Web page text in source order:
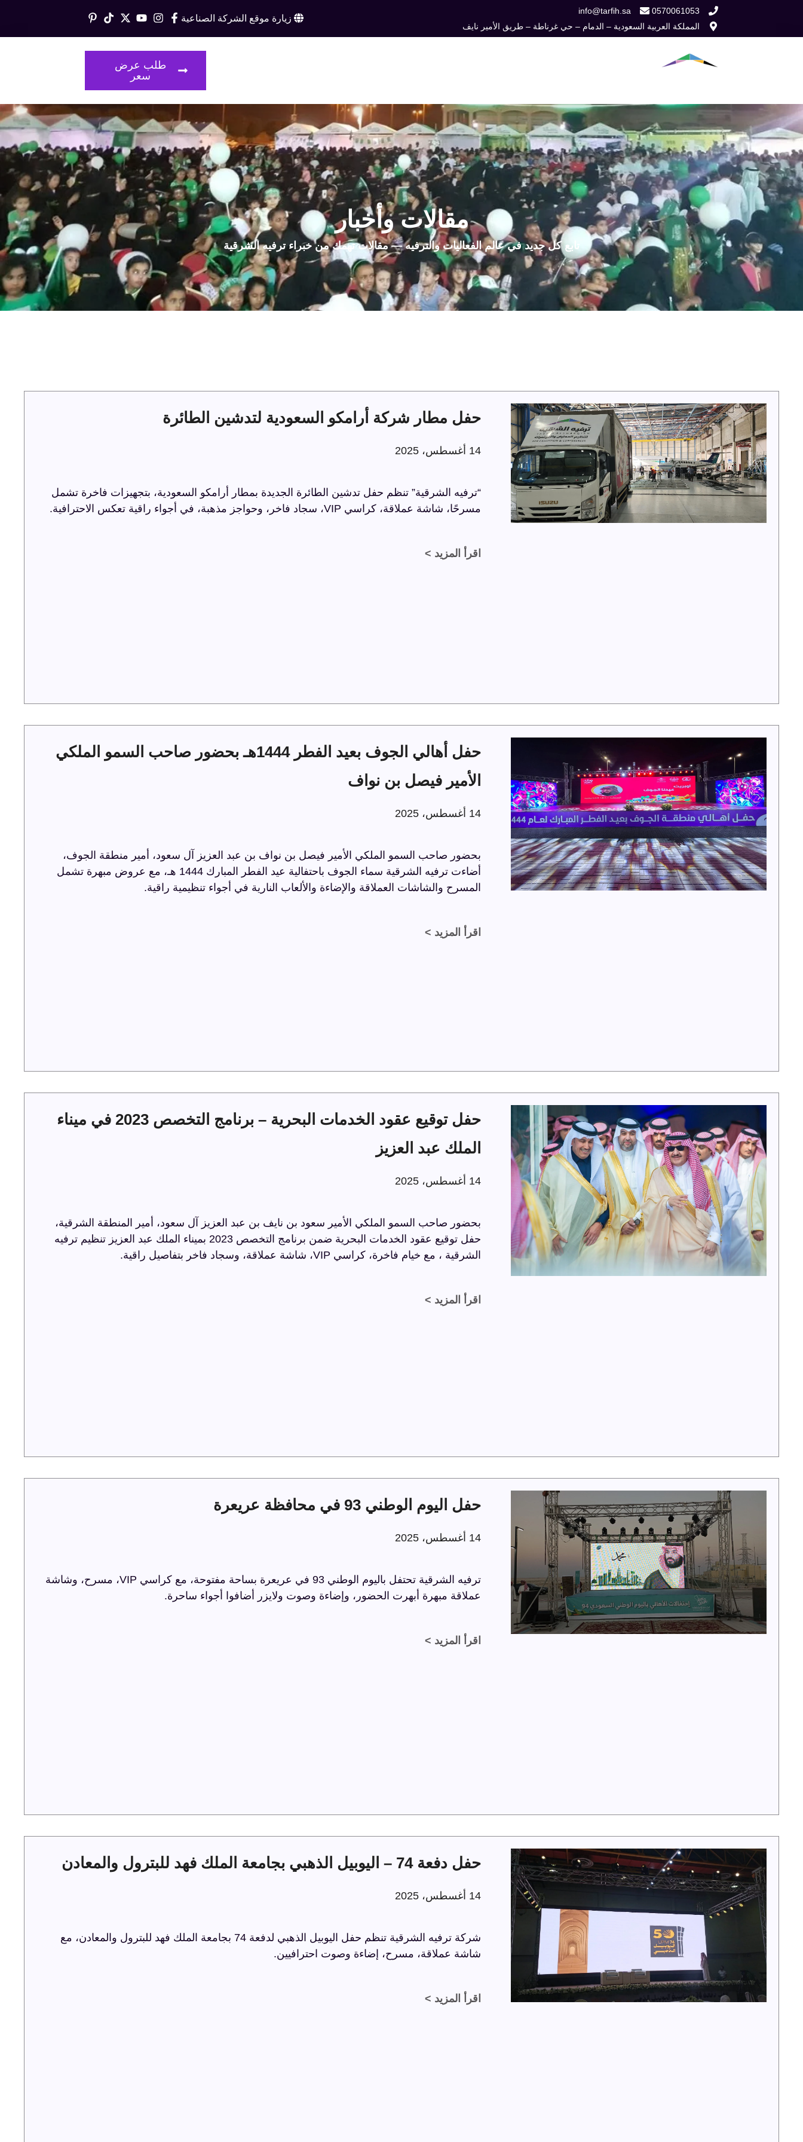
0570061053
info@tarfih.sa
المملكة العربية السعودية – الدمام – حي غرناطة – طريق الأمير نايف
زيارة موقع الشركة الصناعية
طلب عرض
سعر
مقالات وأخبار
تابع كل جديد في عالم الفعاليات والترفيه — مقالات تهمك من خبراء ترفيه الشرقية
حفل مطار شركة أرامكو السعودية لتدشين الطائرة
14 أغسطس، 2025
“ترفيه الشرقية” تنظم حفل تدشين الطائرة الجديدة بمطار أرامكو السعودية، بتجهيزات فاخرة تشمل
مسرحًا، شاشة عملاقة، كراسي VIP، سجاد فاخر، وحواجز مذهبة، في أجواء راقية تعكس الاحترافية.
اقرأ المزيد >
حفل أهالي الجوف بعيد الفطر 1444هـ بحضور صاحب السمو الملكي
الأمير فيصل بن نواف
14 أغسطس، 2025
بحضور صاحب السمو الملكي الأمير فيصل بن نواف بن عبد العزيز آل سعود، أمير منطقة الجوف،
أضاءت ترفيه الشرقية سماء الجوف باحتفالية عيد الفطر المبارك 1444 هـ، مع عروض مبهرة تشمل
المسرح والشاشات العملاقة والإضاءة والألعاب النارية في أجواء تنظيمية راقية.
اقرأ المزيد >
حفل توقيع عقود الخدمات البحرية – برنامج التخصص 2023 في ميناء
الملك عبد العزيز
14 أغسطس، 2025
بحضور صاحب السمو الملكي الأمير سعود بن نايف بن عبد العزيز آل سعود، أمير المنطقة الشرقية،
حفل توقيع عقود الخدمات البحرية ضمن برنامج التخصص 2023 بميناء الملك عبد العزيز تنظيم ترفيه
الشرقية ، مع خيام فاخرة، كراسي VIP، شاشة عملاقة، وسجاد فاخر بتفاصيل راقية.
اقرأ المزيد >
حفل اليوم الوطني 93 في محافظة عريعرة
14 أغسطس، 2025
ترفيه الشرقية تحتفل باليوم الوطني 93 في عريعرة بساحة مفتوحة، مع كراسي VIP، مسرح، وشاشة
عملاقة مبهرة أبهرت الحضور، وإضاءة وصوت ولايزر أضافوا أجواء ساحرة.
اقرأ المزيد >
حفل دفعة 74 – اليوبيل الذهبي بجامعة الملك فهد للبترول والمعادن
14 أغسطس، 2025
شركة ترفيه الشرقية تنظم حفل اليوبيل الذهبي لدفعة 74 بجامعة الملك فهد للبترول والمعادن، مع
شاشة عملاقة، مسرح، إضاءة وصوت احترافيين.
اقرأ المزيد >